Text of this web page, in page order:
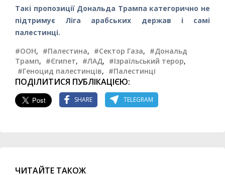
Такі пропозиції Дональда Трампа категорично не
підтримує Ліга арабських держав і самі
палестинці.
#ООН, #Палестина, #Сектор Газа, #Дональд
Трамп, #Єгипет, #ЛАД, #Ізраїльський терор,
#Геноцид палестинців, #Палестинці
ПОДІЛИТИСЯ ПУБЛІКАЦІЄЮ:
SHARE TELEGRAM
ЧИТАЙТЕ ТАКОЖ